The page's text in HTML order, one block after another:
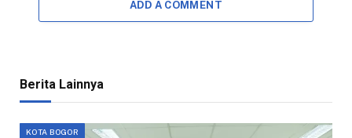
ADD A COMMENT
Berita Lainnya
KOTA BOGOR